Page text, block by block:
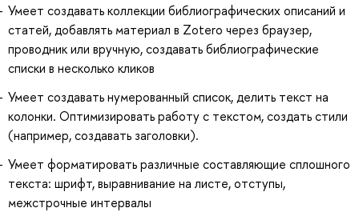
Умеет создавать коллекции библиографических описаний и
статей, добавлять материал в Zotero через браузер,
проводник или вручную, создавать библиографические
списки в несколько кликов
Умеет создавать нумерованный список, делить текст на
колонки. Оптимизировать работу с текстом, создать стили
(например, создавать заголовки).
Умеет форматировать различные составляющие сплошного
текста: шрифт, выравнивание на листе, отступы,
межстрочные интервалы